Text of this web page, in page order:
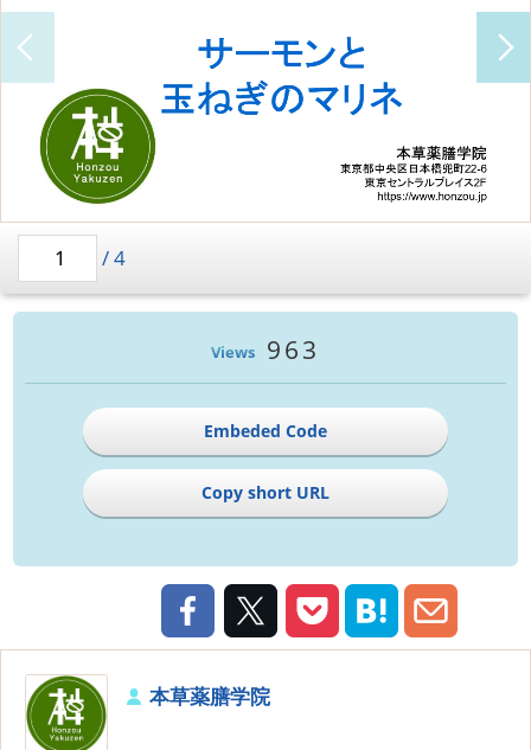
/4
Views 963
Embeded Code
Copy short URL
本草薬膳学院